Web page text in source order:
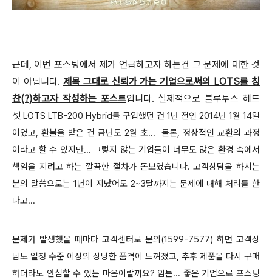
근데, 이번 포스팅에서 제가 언급하고자 하는건 그 문제에 대한 것
이 아닙니다. 제목 그대로 신뢰가 가는 기업으로써의 LOTS를 칭
찬(?)하고자 작성하는 포스트입니다. 실제적으로 블루투스 헤드
셋 LOTS LTB-200 Hybrid를 구입했던 건 1년 전인 2014년 1월 14일
이었고, 환불을 받은 건 금년도 2월 초... 물론, 정상적인 교환의 과정
이라고 할 수 있지만... 그렇지 않는 기업들이 너무도 많은 환경 속에서
책임을 지려고 하는 깔끔한 절차가 돋보였습니다. 고객상담을 하시는
분의 말씀으로는 1년이 지났어도 2~3달까지는 문제에 대해 처리를 한
다고...
문제가 발생했을 때마다 고객센터로 문의(1599-7577) 하면 고객상
담도 일정 수준 이상의 상당한 품격이 느껴졌고, 추후 제품을 다시 구매
하더라도 안심할 수 있는 마음이랄까요? 암튼... 좋은 기업으로 포스팅